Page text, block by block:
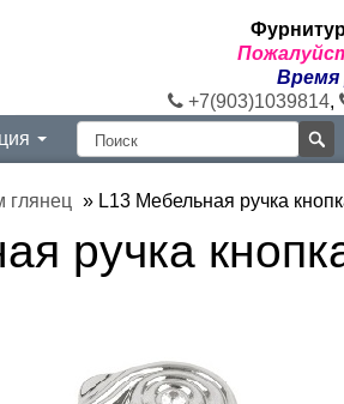
Время
+7(903)1039814,
глянец » L13 Мебельная ручка
ручка